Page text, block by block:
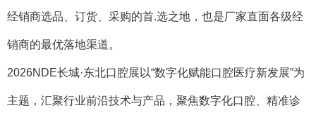
经销商选品、订货、采购的首.选之地，也是厂家直面各级经
销商的最优落地渠道。
2026NDE长城·东北口腔展以“数字化赋能口腔医疗新发展”为
主题，汇聚行业前沿技术与产品，聚焦数字化口腔、精准诊